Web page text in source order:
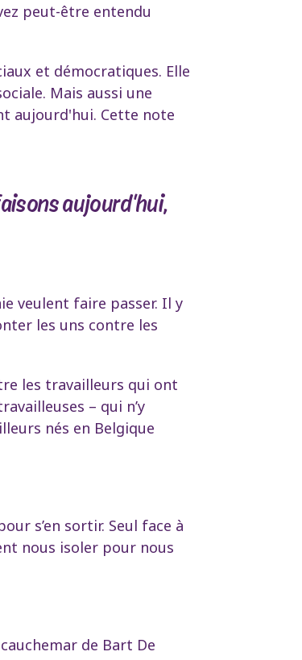
peut-être entendu
et démocratiques. Elle
Mais aussi une
aujourd'hui. Cette note
aujourd'hui,
veulent faire passer. Il y
les uns contre les
les travailleurs qui ont
– qui n’y
nés en Belgique
s’en sortir. Seul face à
nous isoler pour nous
de Bart De